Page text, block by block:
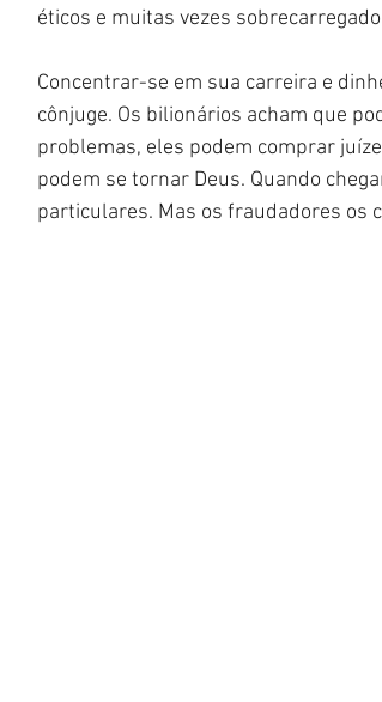
éticos e muitas vezes
Concentrar-se em sua carreira e
cônjuge. Os bilionários acham que
problemas, eles podem comprar
podem se tornar Deus. Quando
particulares. Mas os fraudadores os